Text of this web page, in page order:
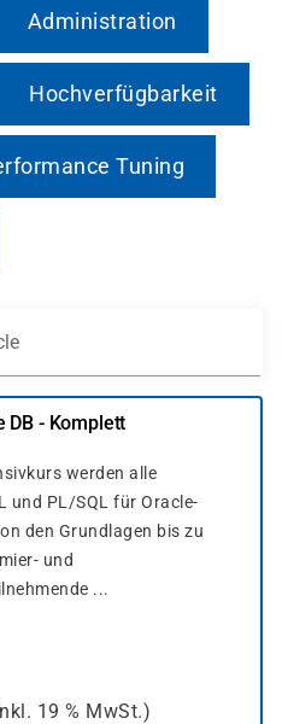
Administration
Hochverfügbarkeit
Tuning
DB - Komplett
werden alle
und PL/SQL für Oracle-
den Grundlagen bis zu
und
...
19 % MwSt.)